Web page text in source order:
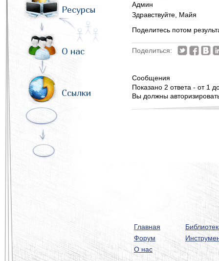
Ресурсы
О нас
Ссылки
Админ
Здравствуйте, Майя
Поделитесь потом
Поделиться:
Сообщения
Показано 2 ответа - от 1
Вы должны
Главная
Форум
О нас